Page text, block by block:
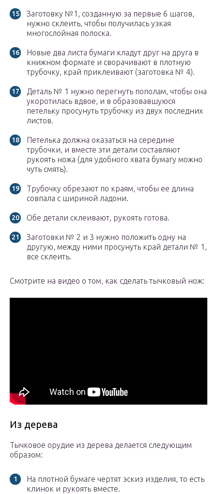
Заготовку №1, созданную за первые 6 шагов,
нужно склеить, чтобы получилась узкая
многослойная полоска.
Новые два листа бумаги кладут друг на друга в
книжном формате и сворачивают в плотную
трубочку, край приклеивают (заготовка № 4).
Деталь № 1 нужно перегнуть пополам, чтобы она
укоротилась вдвое, и в образовавшуюся
петельку просунуть трубочку из двух последних
листов.
Петелька должна оказаться на середине
трубочки, и вместе эти детали составляют
рукоять ножа (для удобного хвата бумагу можно
чуть смять).
Трубочку обрезают по краям, чтобы ее длина
совпала с шириной ладони.
Обе детали склеивают, рукоять готова.
Заготовки № 2 и 3 нужно положить одну на
другую, между ними просунуть край детали № 1,
все склеить.
Смотрите на видео о том, как сделать тычковый нож:
Из дерева
Тычковое орудие из дерева делается следующим
образом:
На плотной бумаге чертят эскиз изделия, то есть
клинок и рукоять вместе.